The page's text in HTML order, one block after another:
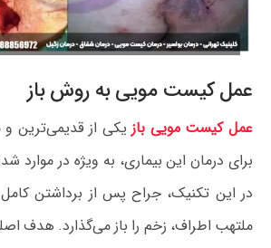
عمل کیست مویی به روش باز
عمل کیست مویی بازیکی از قدیمی‌ترین
برای درمان این بیماری، به ویژه در موارد
در این تکنیک، جراح پس از برداشتن
ملتهب اطراف، زخم را باز می‌گذارد. هدف